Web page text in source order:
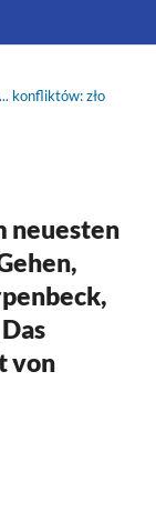
konfliktów: zło
neuesten
von